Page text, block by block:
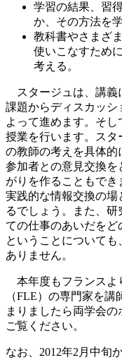
学習の結果、習
か、その方法を学
教科書やさまざ
使いこなすため
考える。
スタージュは、講義
課題からディスカッ
よって進めます。そ
授業を行います。ス
の教師の考えを具体
参加者との意見交換
がりを作ることもでき
実践的な情報交換の場
るでしょう。また、
ての仕事のあいだを
ということについて
ありません。
本年度もフランスよ
（FLE）の専門家を
まりましたら両学会
ご覧ください。
なお、2012年2月中旬